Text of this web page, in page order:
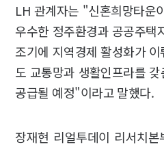
LH 관계자는 "신혼희망타운
우수한 정주환경과 공공주택
조기에 지역경제 활성화가
도 교통망과 생활인프라를
공급될 예정"이라고 말했다.
장재현 리얼투데이 리서치